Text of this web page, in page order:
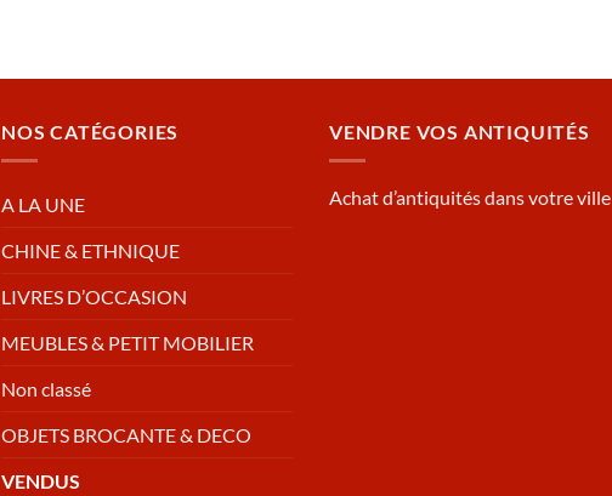
NOS CATÉGORIES
A LA UNE
CHINE & ETHNIQUE
LIVRES D’OCCASION
MEUBLES & PETIT MOBILIER
Non classé
OBJETS BROCANTE & DECO
VENDUS
VENDRE VOS ANTIQUITÉS
Achat d’antiquités dans votre ville